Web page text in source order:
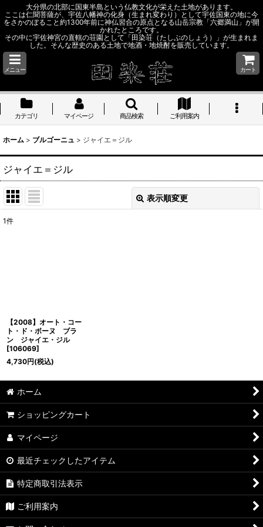
大分県の北部に国東半島という仏教文化が栄えた土地があります。
ここは仁聞菩薩が、宇佐八幡神の化身（生まれ変わり）として宇佐国東の地に今
をさかのぼること約1300年前に神仏習合の原点となる山岳宗教「六郷満山」が開
かれたところです。
その中に宇佐神宮の直轄の荘園として「田染荘（たしぶのしょう）」が生まれま
した。そんな歴史のある土地で地酒・地焼酎を販売しています。
メニュー カート
カテゴリ マイページ 商品検索 ご利用案内
ホーム > ブルゴーニュ > ジャイエ＝ジル
ジャイエ＝ジル
表示順変更
1件
【2008】オート・コー
ト・ド・ボーヌ ブラ
ン ジャイエ・ジル
[106069]
4,730円(税込)
ホーム
ショッピングカート
マイページ
最近チェックしたアイテム
特定商取引法表示
ご利用案内